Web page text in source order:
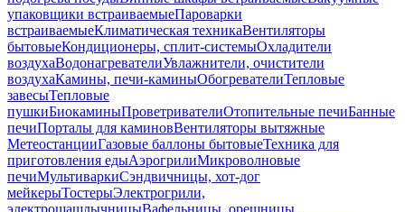
упаковщики встраиваемыеПароварки
встраиваемыеКлиматическая техникаВентиляторы
бытовыеКондиционеры, сплит-системыОхладители
воздухаВодонагревателиУвлажнители, очистители
воздухаКамины, печи-каминыОбогревателиТепловые
завесыТепловые
пушкиБиокаминыПроветривателиОтопительные печиБанные
печиПорталы для каминовВентиляторы вытяжные
МетеостанцииГазовые баллоны бытовыеТехника для
приготовления едыАэрогрилиМикроволновые
печиМультиваркиСэндвичницы, хот-дог
мейкерыТостерыЭлектрогрили,
электрошашлычницыВафельницы, орешницы,